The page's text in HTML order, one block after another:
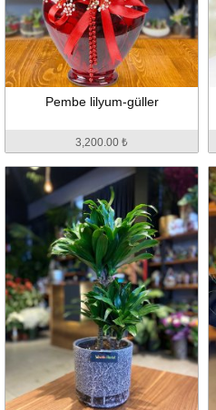
Pembe lilyum-güller
3,200.00 ₺